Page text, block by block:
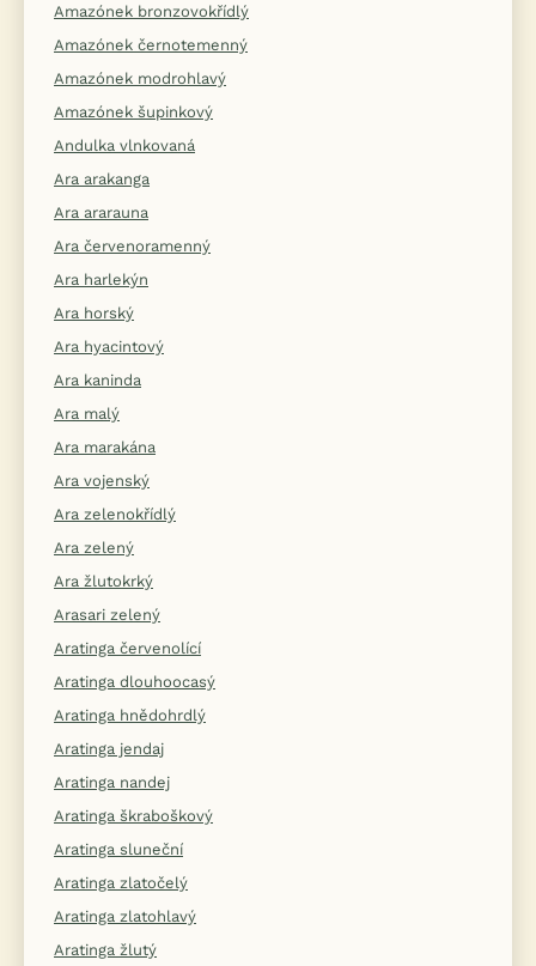
Amazónek bronzovokřídlý
Amazónek černotemenný
Amazónek modrohlavý
Amazónek šupinkový
Andulka vlnkovaná
Ara arakanga
Ara ararauna
Ara červenoramenný
Ara harlekýn
Ara horský
Ara hyacintový
Ara kaninda
Ara malý
Ara marakána
Ara vojenský
Ara zelenokřídlý
Ara zelený
Ara žlutokrký
Arasari zelený
Aratinga červenolící
Aratinga dlouhoocasý
Aratinga hnědohrdlý
Aratinga jendaj
Aratinga nandej
Aratinga škraboškový
Aratinga sluneční
Aratinga zlatočelý
Aratinga zlatohlavý
Aratinga žlutý